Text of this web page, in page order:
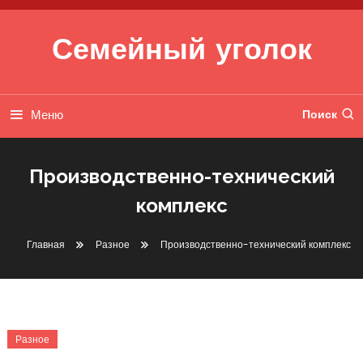
Перейти к содержимому
Семейный уголок
Меню Поиск
Производственно-технический
комплекс
Главная Разное Производственно-технический комплекс
Разное